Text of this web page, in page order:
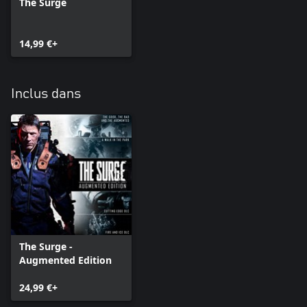
14,99 €+
Inclus dans
The Surge -
Augmented Edition
24,99 €+